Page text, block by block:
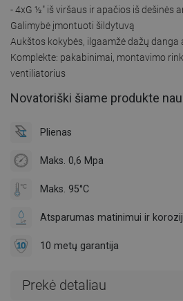
- 4xG ½″ iš viršaus ir apačios iš dešinės
Galimybė įmontuoti šildytuvą
Aukštos kokybės, ilgaamžė dažų danga
Komplekte: pakabinimai, montavimo
ventiliatorius
Novatoriški šiame produkte
Plienas
Maks. 0,6 Mpa
Maks. 95°C
Atsparumas matinimui ir
10 metų garantija
Prekė detaliau